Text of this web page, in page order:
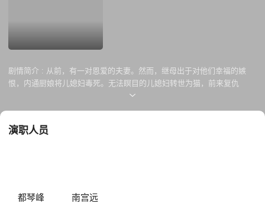
剧情简介 : 从前，有一对恩爱的夫妻。然而，继母出于对他们幸福的嫉
恨，内通厨娘将儿媳妇毒死。无法瞑目的儿媳妇转世为猫，前来复仇
演职人员
都琴峰 南宫远